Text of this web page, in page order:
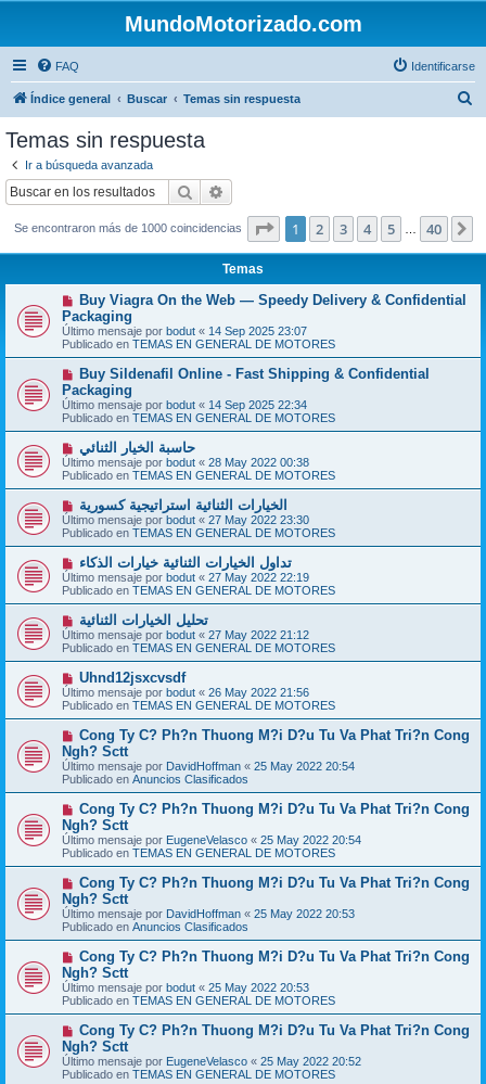
MundoMotorizado.com
FAQ Identificarse
Índice general Buscar Temas sin respuesta
Temas sin respuesta
Ir a búsqueda avanzada
Buscar
Se encontraron más de 1000 coincidencias Página de 40
1 2 3 4 5 40
Temas
N
e
v
o
m
n
s
a
Buy Viagra On the Web — Speedy Delivery & Confidential
Packaging
Último mensaje por bodut « 14 Sep 2025 23:07
Publicado en TEMAS EN GENERAL DE MOTORES
N
e
v
o
m
e
n
s
a
e
Buy Sildenafil Online - Fast Shipping & Confidential
Packaging
Último mensaje por bodut « 14 Sep 2025 22:34
Publicado en TEMAS EN GENERAL DE MOTORES
u
e
v
m
e
n
s
a
j
e
حاسبة الخيار الثنائي
Último mensaje por bodut « 28 May 2022 00:38
Publicado en TEMAS EN GENERAL DE MOTORES
N
u
e
v
m
e
n
s
a
j
e
الخيارات الثنائية استراتيجية كسورية
Último mensaje por bodut « 27 May 2022 23:30
Publicado en TEMAS EN GENERAL DE MOTORES
N
u
e
v
m
e
n
s
a
j
e
تداول الخيارات الثنائية خيارات الذكاء
Último mensaje por bodut « 27 May 2022 22:19
Publicado en TEMAS EN GENERAL DE MOTORES
N
u
e
v
o
m
e
n
s
a
j
e
تحليل الخيارات الثنائية
Último mensaje por bodut « 27 May 2022 21:12
Publicado en TEMAS EN GENERAL DE MOTORES
N
u
e
v
m
e
n
s
a
Uhnd12jsxcvsdf
Último mensaje por bodut « 26 May 2022 21:56
Publicado en TEMAS EN GENERAL DE MOTORES
N
e
v
o
m
e
n
s
a
e
Cong Ty C? Ph?n Thuong M?i D?u Tu Va Phat Tri?n Cong
Ngh? Sctt
Último mensaje por DavidHoffman « 25 May 2022 20:54
Publicado en Anuncios Clasificados
N
e
v
o
m
e
n
s
a
e
Cong Ty C? Ph?n Thuong M?i D?u Tu Va Phat Tri?n Cong
Ngh? Sctt
Último mensaje por EugeneVelasco « 25 May 2022 20:54
Publicado en TEMAS EN GENERAL DE MOTORES
N
e
v
o
m
e
n
s
a
e
Cong Ty C? Ph?n Thuong M?i D?u Tu Va Phat Tri?n Cong
Ngh? Sctt
Último mensaje por DavidHoffman « 25 May 2022 20:53
Publicado en Anuncios Clasificados
N
e
v
o
m
e
n
s
a
Cong Ty C? Ph?n Thuong M?i D?u Tu Va Phat Tri?n Cong
Ngh? Sctt
Último mensaje por bodut « 25 May 2022 20:53
Publicado en TEMAS EN GENERAL DE MOTORES
N
e
v
o
Cong Ty C? Ph?n Thuong M?i D?u Tu Va Phat Tri?n Cong
Ngh? Sctt
Último mensaje por EugeneVelasco « 25 May 2022 20:52
Publicado en TEMAS EN GENERAL DE MOTORES